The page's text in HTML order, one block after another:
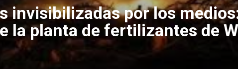
invisibilizadas por los
la planta de fertilizantes de